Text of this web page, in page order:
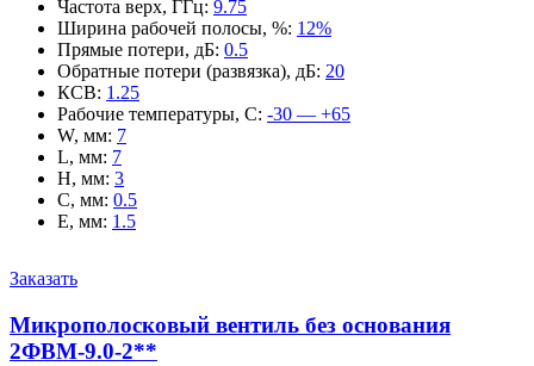
Частота верх, ГГц: 9.75
Ширина рабочей полосы, %: 12%
Прямые потери, дБ: 0.5
Обратные потери (развязка), дБ: 20
КСВ: 1.25
Рабочие температуры, С: -30 — +65
W, мм: 7
L, мм: 7
H, мм: 3
C, мм: 0.5
E, мм: 1.5
Заказать
Микрополосковый вентиль без основания
2ФВМ-9.0-2**